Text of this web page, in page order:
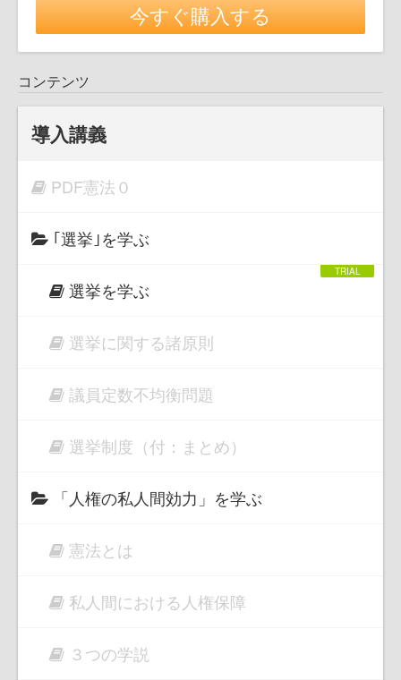
今すぐ購入する
コンテンツ
導入講義
PDF憲法０
｢選挙｣を学ぶ
選挙を学ぶ
選挙に関する諸原則
議員定数不均衡問題
選挙制度（付：まとめ）
「人権の私人間効力」を学ぶ
憲法とは
私人間における人権保障
３つの学説